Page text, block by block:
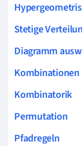
Stetige
Diagramm
Kombinationen
Kombinatorik
Permutation
Pfadregeln